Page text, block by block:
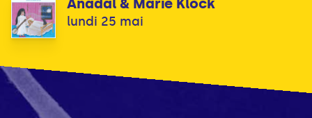
Anadal & Marie Klock
lundi 25 mai